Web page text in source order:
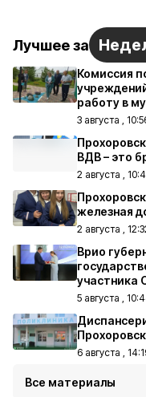
Лучшее за
Комиссия
работу в
3 августа ,
ВДВ – это
2 августа ,
железная
2 августа ,
Врио
участника
5 августа ,
6 августа ,
Все материалы